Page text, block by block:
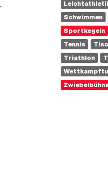
Schwimmen
Sportkegeln
Tennis
Triathlon